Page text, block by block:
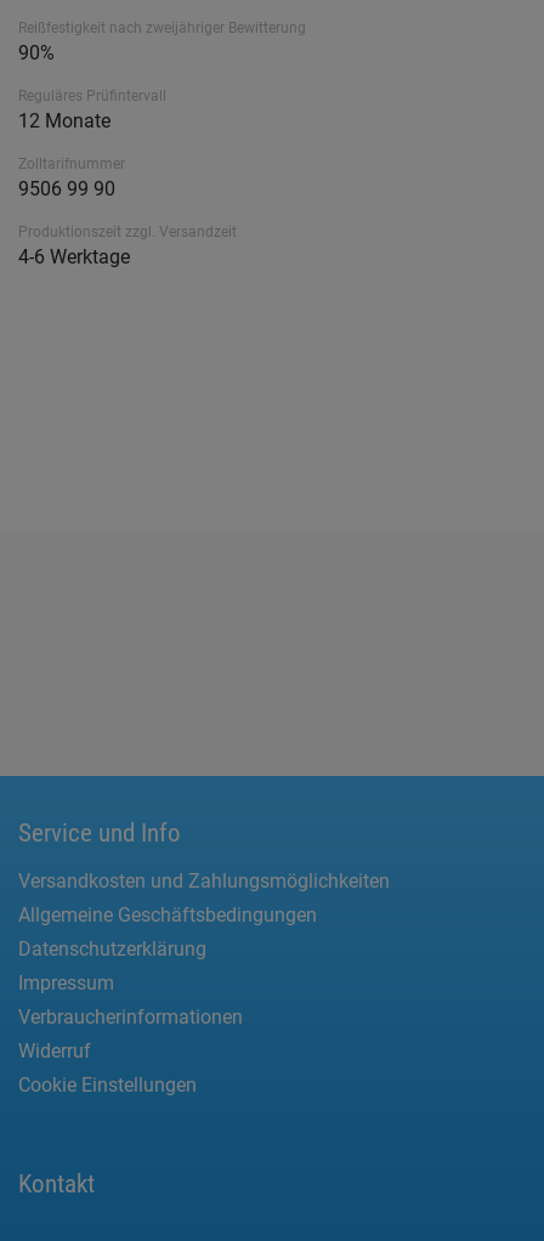
Reißfestigkeit nach zweijähriger Bewitterung
90%
Reguläres Prüfintervall
12 Monate
Zolltarifnummer
9506 99 90
Produktionszeit zzgl. Versandzeit
4-6 Werktage
Service und Info
Versandkosten und Zahlungsmöglichkeiten
Allgemeine Geschäftsbedingungen
Datenschutzerklärung
Impressum
Verbraucherinformationen
Widerruf
Cookie Einstellungen
Kontakt